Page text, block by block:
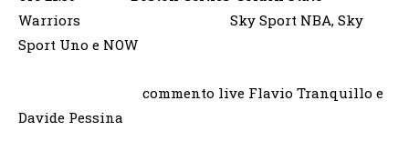
Warriors Sky Sport NBA, Sky
Sport Uno e NOW
commento live Flavio Tranquillo e
Davide Pessina